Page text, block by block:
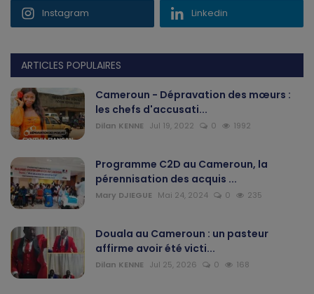
Instagram Linkedin
ARTICLES POPULAIRES
Cameroun - Dépravation des mœurs :
les chefs d'accusati...
Dilan KENNE Jul 19, 2022 0 1992
Programme C2D au Cameroun, la
pérennisation des acquis ...
Mary DJIEGUE Mai 24, 2024 0 235
Douala au Cameroun : un pasteur
affirme avoir été victi...
Dilan KENNE Jul 25, 2026 0 168